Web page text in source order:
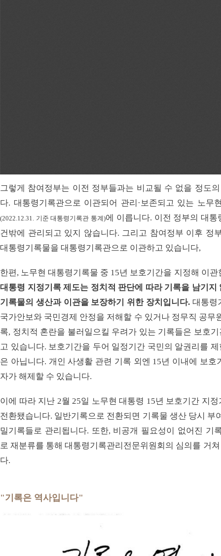
그렇게 참여정부는 이전 정부들과는 비교될 수 없을 정도
다. 대통령기록관으로 이관되어 관리·보존되고 있는 노무
(2022.12.31. 기준 대통령기록관 통계)에 이릅니다. 이전 정부의 대
건밖에 관리되고 있지 않습니다. 그리고 참여정부 이후 정
대통령기록물을 대통령기록관으로 이관하고 있습니다,
한편, 노무현 대통령기록물 중 15년 보호기간을 지정해 이
대통령 지정기록 제도는 정치적 판단에 따라 기록을 남기
기록물의 생산과 이관을 보장하기 위한 장치입니다.대통령
국가안보와 국민경제 안정을 저해할 수 있거나 정무직 공무
록, 정치적 혼란을 불러일으킬 우려가 있는 기록들은 보호
고 있습니다. 보호기간을 두어 일정기간 국민의 알권리를
은 아닙니다. 개인 사생활 관련 기록 외엔 15년 이내에 보
자가 해제할 수 있습니다.
이에 따라 지난 2월 25일 노무현 대통령 15년 보호기간 지
전환됐습니다. 일반기록으로 전환되면 기록물 생산 당시 부
밀기록들로 관리됩니다. 또한, 비공개 필요성이 없어진 기
로 재분류를 통해 대통령기록관리전문위원회의 심의를 거
다.
"기록은 역사입니다"